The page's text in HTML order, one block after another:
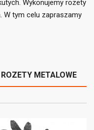
((createText))
((loginText))
Wykonujemy rozety
W tym celu zapraszamy
METALOWE